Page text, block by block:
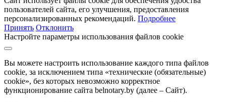
пользователей сайта, его улучшения, предоставления
персонализированных рекомендаций. Подробнее
Принять Отклонить
Настройте параметры использования файлов cookie
Вы можете настроить использование каждого типа файлов
cookie, за исключением типа «технические (обязательные)
cookie», без которых невозможно корректное
функционирование сайта belnotary.by (далее – Сайт).